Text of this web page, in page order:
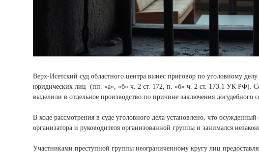
Верх-Исетский суд областного центра вынес приговор по уголовному
юридических лиц (пп. «а», «б» ч. 2 ст. 172, п. «б» ч. 2 ст. 173.1 УК РФ).
выделили в отдельное производство по причине заключения досудебного
В ходе рассмотрения в суде уголовного дела установлено, что
организатора и руководителя организованной группы и занимался
Участниками преступной группы неограниченному кругу лиц